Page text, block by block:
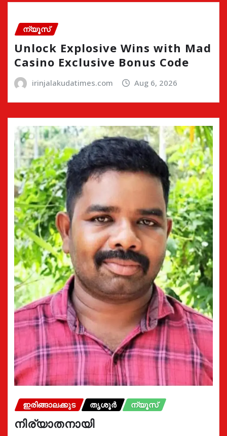
ന്യൂസ്
Unlock Explosive Wins with Mad
Casino Exclusive Bonus Code
irinjalakudatimes.com Aug 6, 2026
ഇരിങ്ങാലക്കുട തൃശൂർ ന്യൂസ്
നിര്യാതനായി